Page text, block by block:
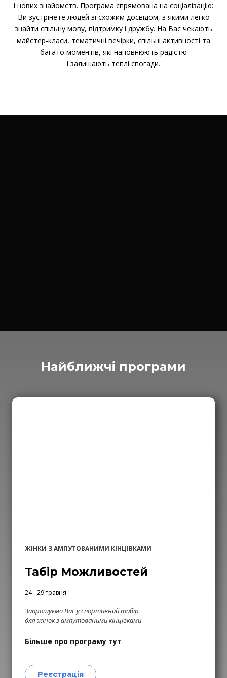
і нових знайомств. Програма спрямована на соціалізацію:
Ви зустрінете людей зі схожим досвідом, з якими легко
знайти спільну мову, підтримку і дружбу. На Вас чекають
майстер-класи, тематичні вечірки, спільні активності та
багато моментів, які наповнюють радістю
і залишають теплі спогади.
Найближчі програми
ЖІНКИ З АМПУТОВАНИМИ КІНЦІВКАМИ
Табір Можливостей
24 - 29 травня
Запрошуємо Вас у спортивний табір
для жінок з ампутованими кінцівками
Більше про програму тут
Реєстрація